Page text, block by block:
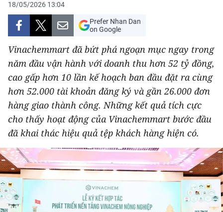
VĂN HÓA
XÃ HỘI
PHÁP LUẬT
DU LỊCH
THẾ GIỚI
THỂ THAO
GIÁO DỤC
Y TẾ
KHOA HỌC - CÔNG NGHỆ
18/05/2026 13:04
Prefer Nhan Dan
on Google
Vinachemmart đã bứt phá ngoạn mục ngay trong
năm đầu vận hành với doanh thu hơn 52 tỷ đồng,
cao gấp hơn 10 lần kế hoạch ban đầu đặt ra cùng
hơn 52.000 tài khoản đăng ký và gần 26.000 đơn
hàng giao thành công. Những kết quả tích cực
cho thấy hoạt động của Vinachemmart bước đầu
đã khai thác hiệu quả tệp khách hàng hiện có.